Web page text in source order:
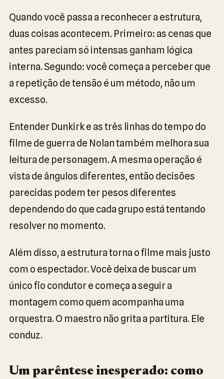
Quando você passa a reconhecer a estrutura,
duas coisas acontecem. Primeiro: as cenas que
antes pareciam só intensas ganham lógica
interna. Segundo: você começa a perceber que
a repetição de tensão é um método, não um
excesso.
Entender Dunkirk e as três linhas do tempo do
filme de guerra de Nolan também melhora sua
leitura de personagem. A mesma operação é
vista de ângulos diferentes, então decisões
parecidas podem ter pesos diferentes
dependendo do que cada grupo está tentando
resolver no momento.
Além disso, a estrutura torna o filme mais justo
com o espectador. Você deixa de buscar um
único fio condutor e começa a seguir a
montagem como quem acompanha uma
orquestra. O maestro não grita a partitura. Ele
conduz.
Um parêntese inesperado: como